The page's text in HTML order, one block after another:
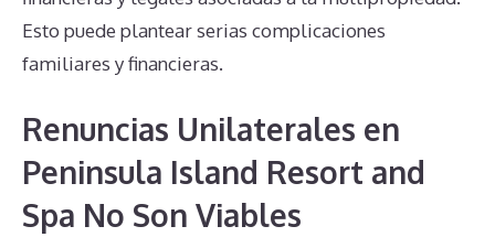
Esto puede plantear serias complicaciones
familiares y financieras.
Renuncias Unilaterales en
Peninsula Island Resort and
Spa No Son Viables